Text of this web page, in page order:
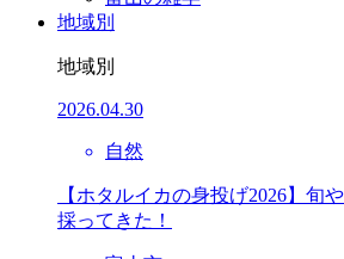
地域別
地域別
2026.04.30
自然
【ホタルイカの身投げ2026】旬
採ってきた！